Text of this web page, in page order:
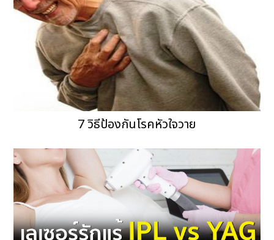
7 วิธีป้องกันโรคหัวใจวาย